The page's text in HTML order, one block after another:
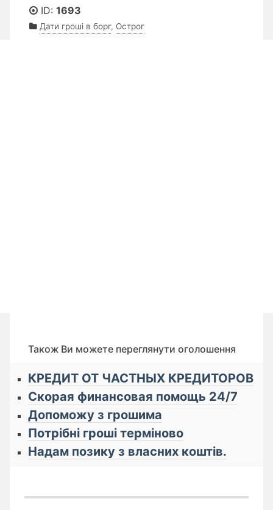
ID: 1693
Дати гроші в борг, Острог
Також Ви можете переглянути оголошення
КРЕДИТ ОТ ЧАСТНЫХ КРЕДИТОРОВ
Скорая финансовая помощь 24/7
Допоможу з грошима
Потрібні гроші терміново
Надам позику з власних коштів.